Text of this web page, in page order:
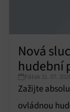
Přiřazování a
údajů,
zařízení na
informací.
Zajištění
podvodů a
zobrazování
Nová
hudební
Pátek 31. 07.
Zažijte
ovládnou